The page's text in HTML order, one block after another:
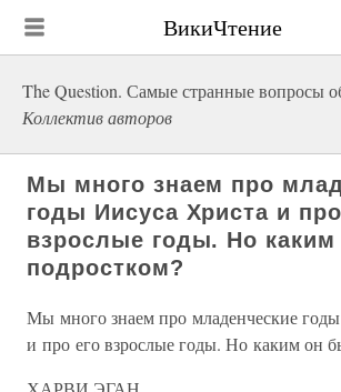
ВикиЧтение
The Question. Самые странные вопросы
Коллектив авторов
Мы много знаем про
годы Иисуса Христа и
взрослые годы. Но
подростком?
Мы много знаем про младенческие
и про его взрослые годы. Но каким он